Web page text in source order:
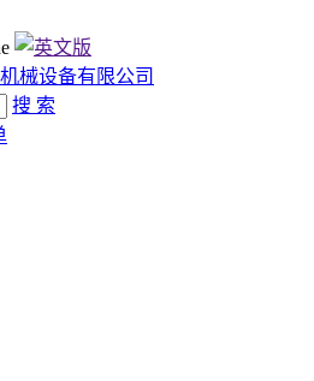
搜 索